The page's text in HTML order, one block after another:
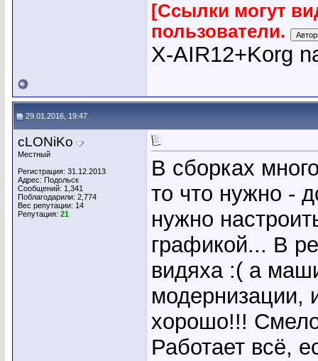
[Ссылки могут
пользователи.
X-AIR12+Korg
29.01.2016, 19:47
cLONiKo
Местный
Регистрация: 31.12.2013
Адрес: Подольск
Сообщений: 1,341
Поблагодарили: 2,774
Вес репутации: 14
Репутация: 21
В сборках
то что нужно -
нужно
графикой... В
видяха :( а
модернизации,
хорошо!!!
Работает всё,